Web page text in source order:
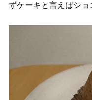
ずケーキと言えばショ